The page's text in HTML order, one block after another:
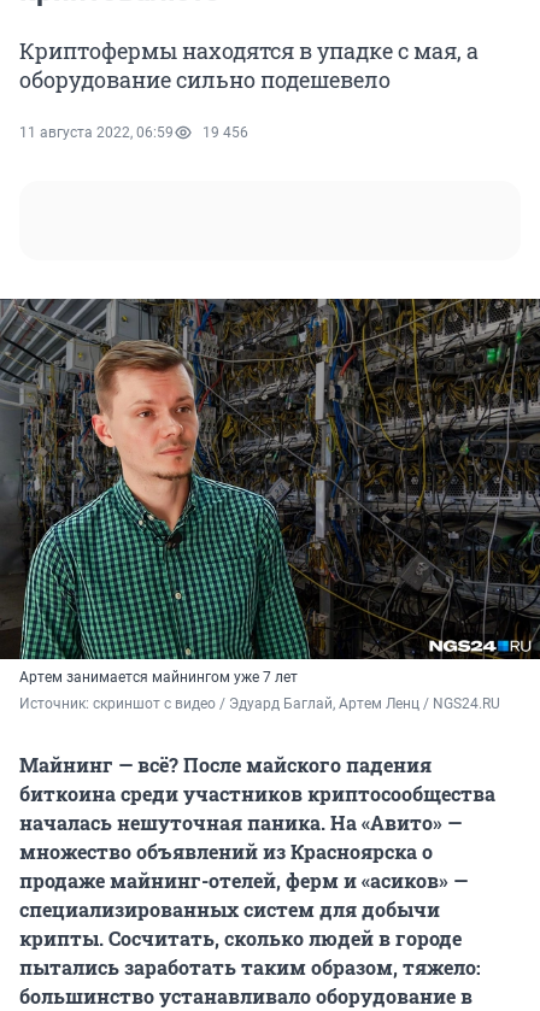
Криптофермы находятся в упадке с мая, а
оборудование сильно подешевело
11 августа 2022, 06:59 19 456
Артем занимается майнингом уже 7 лет
Источник: скриншот с видео / Эдуард Баглай, Артем Ленц / NGS24.RU
Майнинг — всё? После майского падения
биткоина среди участников криптосообщества
началась нешуточная паника. На «Авито» —
множество объявлений из Красноярска о
продаже майнинг-отелей, ферм и «асиков» —
специализированных систем для добычи
крипты. Сосчитать, сколько людей в городе
пытались заработать таким образом, тяжело:
большинство устанавливало оборудование в